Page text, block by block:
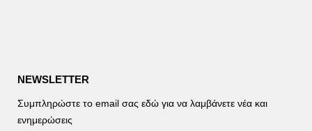
NEWSLETTER
Συμπληρώστε το email σας εδώ για να λαμβάνετε νέα και
ενημερώσεις